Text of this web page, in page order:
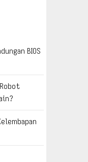
BIOS